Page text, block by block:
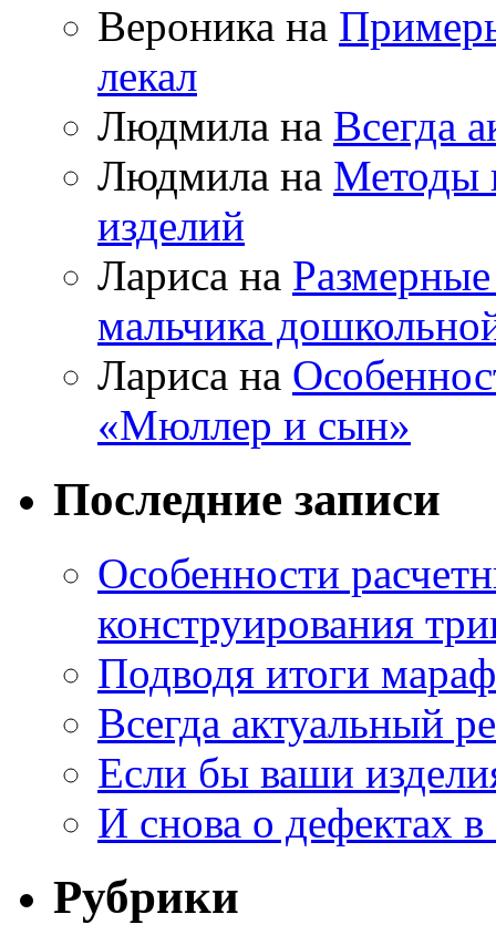
Вероника на
лекал
Людмила на Всегда
Людмила на Методы
изделий
Лариса на
мальчика
Лариса на
«Мюллер и сын»
Последние записи
Особенности
конструирования
Подводя итоги
Всегда актуальный
Если бы ваши
И снова о дефектах
Рубрики